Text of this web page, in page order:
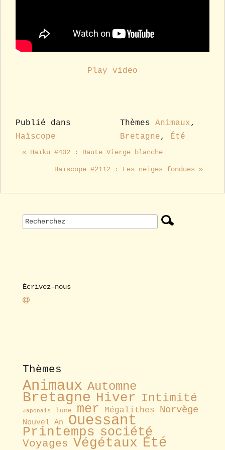
Play video
Publié dans
Haïscope
Thèmes Animaux,
Bretagne, Été
« Haïku #402 : Haute Vierge blanche
Haïscope #2112 : Les neiges fondues »
Écrivez-nous
Thèmes
Animaux Automne
Bretagne Hiver Intimité
Japonais lune mer Mégalithes Norvège
Nouvel An Ouessant
Printemps société
Voyages Végétaux Été